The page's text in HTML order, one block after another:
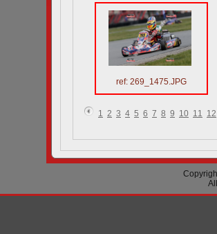
ref: 269_1475.JPG
1 2 3 4 5 6 7 8 9 10 11 12